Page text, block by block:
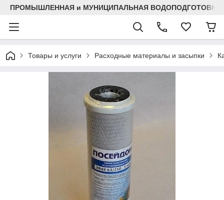
ПРОМЫШЛЕННАЯ и МУНИЦИПАЛЬНАЯ ВОДОПОДГОТОВКА
Товары и услуги Расходные материалы и засыпки